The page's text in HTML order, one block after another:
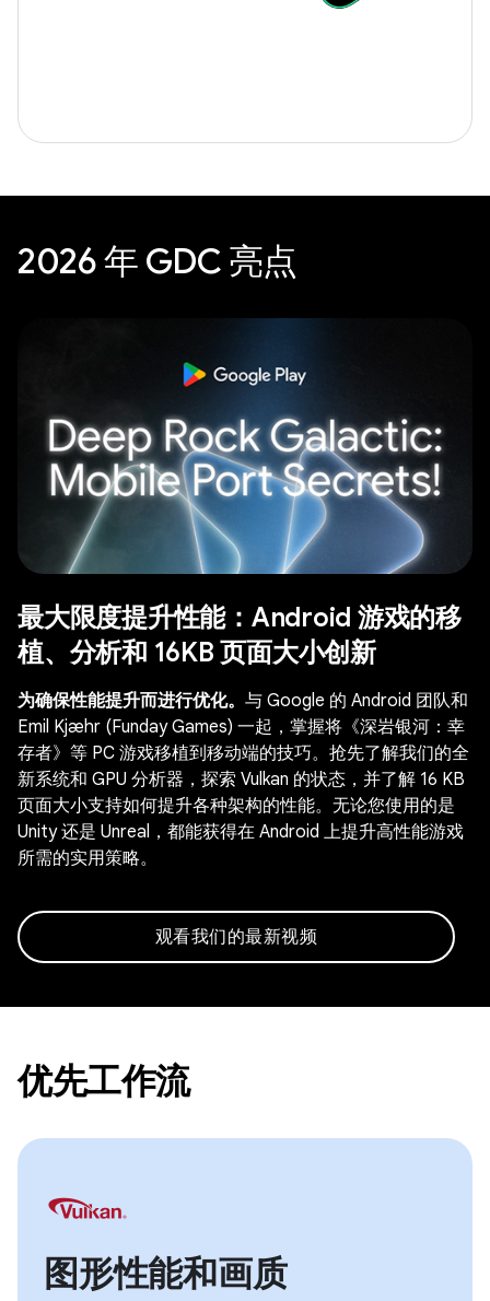
2026 年 GDC 亮点
最大限度提升性能：Android 游戏的移
植、分析和 16KB 页面大小创新
为确保性能提升而进行优化。 与 Google 的 Android 团队和
Emil Kjæhr (Funday Games) 一起，掌握将《深岩银河：幸
存者》等 PC 游戏移植到移动端的技巧。抢先了解我们的全
新系统和 GPU 分析器，探索 Vulkan 的状态，并了解 16 KB
页面大小支持如何提升各种架构的性能。无论您使用的是
Unity 还是 Unreal，都能获得在 Android 上提升高性能游戏
所需的实用策略。
观看我们的最新视频
优先工作流
图形性能和画质